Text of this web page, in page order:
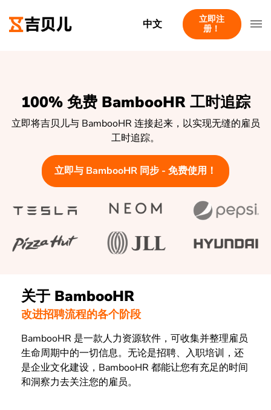
中文
立即注
册！
100% 免费 BambooHR 工时追踪
立即将吉贝儿与 BambooHR 连接起来，以实现无缝的雇员
工时追踪。
立即与 BambooHR 同步 - 免费使用！
关于 BambooHR
改进招聘流程的各个阶段
BambooHR 是一款人力资源软件，可收集并整理雇员
生命周期中的一切信息。无论是招聘、入职培训，还
是企业文化建设，BambooHR 都能让您有充足的时间
和洞察力去关注您的雇员。